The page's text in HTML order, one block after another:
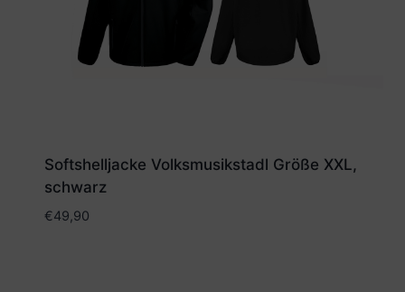
Softshelljacke Volksmusikstadl Größe XXL,
schwarz
€49,90